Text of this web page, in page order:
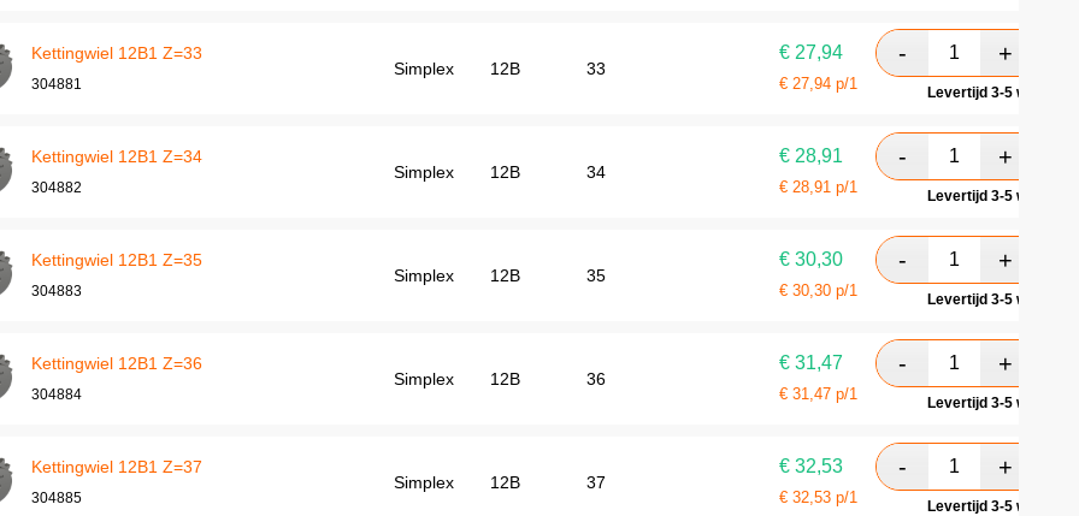
Kettingwiel 12B1 Z=33
304881
Simplex 12B 33
€ 27,94
€ 27,94 p/1 Levertijd 3-5
Kettingwiel 12B1 Z=34
304882
Simplex 12B 34
€ 28,91
€ 28,91 p/1 Levertijd 3-5
Kettingwiel 12B1 Z=35
304883
Simplex 12B 35
€ 30,30
€ 30,30 p/1 Levertijd 3-5
Kettingwiel 12B1 Z=36
304884
Simplex 12B 36
€ 31,47
€ 31,47 p/1 Levertijd 3-5
Kettingwiel 12B1 Z=37
304885
Simplex 12B 37
€ 32,53
€ 32,53 p/1 Levertijd 3-5